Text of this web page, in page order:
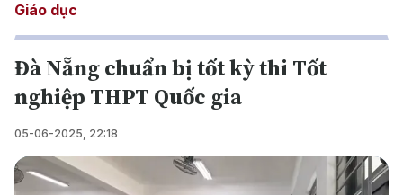
Giáo dục
Đà Nẵng chuẩn bị tốt kỳ thi Tốt
nghiệp THPT Quốc gia
05-06-2025, 22:18